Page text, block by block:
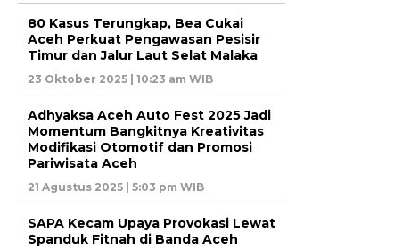
80 Kasus Terungkap, Bea Cukai
Aceh Perkuat Pengawasan Pesisir
Timur dan Jalur Laut Selat Malaka
23 Oktober 2025 | 10:23 am WIB
Adhyaksa Aceh Auto Fest 2025 Jadi
Momentum Bangkitnya Kreativitas
Modifikasi Otomotif dan Promosi
Pariwisata Aceh
21 Agustus 2025 | 5:03 pm WIB
SAPA Kecam Upaya Provokasi Lewat
Spanduk Fitnah di Banda Aceh